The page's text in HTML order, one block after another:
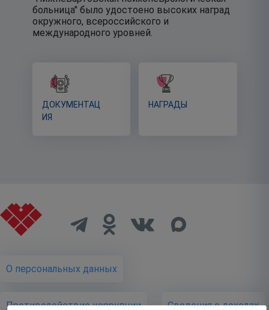
больница" было удостоено высоких наград
окружного, всероссийского и
международного уровней.
ДОКУМЕНТАЦ
ИЯ
НАГРАДЫ
О персональных данных
Противодействие коррупции Cведения о доходах